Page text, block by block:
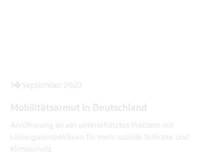
14. September 2023
Mobilitätsarmut in Deutschland
Annäherung an ein unterschätztes Problem mit
Lösungsperspektiven für mehr soziale Teilhabe und
Klimaschutz